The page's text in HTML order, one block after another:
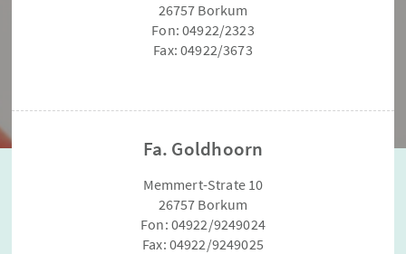
26757 Borkum
Fon: 04922/2323
Fax: 04922/3673
Fa. Goldhoorn
Memmert-Strate 10
26757 Borkum
Fon: 04922/9249024
Fax: 04922/9249025